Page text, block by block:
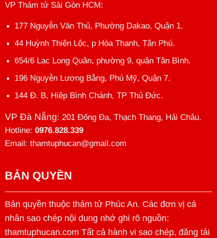
VP Thám tử Sài Gòn HCM:
177 Nguyễn Văn Thủ, Phường Dakao, Quận 1.
44 Huỳnh Thiện Lộc, p Hòa Thạnh, Tân Phú.
654/6 Lạc Long Quân, phường 9, quận Tân Bình.
196 Nguyễn Lương Bằng, Phú Mỹ, Quận 7.
144 Đ. B, Hiệp Bình Chánh, TP Thủ Đức.
VP Đà Nẵng: 201 Đống Đa, Thạch Thang, Hải Châu.
Hotline: 0976.828.339
Email: thamtuphucan@gmail.com
BẢN QUYỀN
Bản quyền thuộc thám tử Phúc An. Các đơn vị cá
nhân sao chép nội dung nhớ ghi rõ nguồn:
thamtuphucan.com Tất cả hành vi sao chép, đăng tải